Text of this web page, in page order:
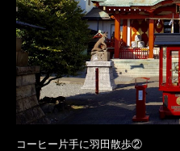
コーヒー片手に羽田散歩②